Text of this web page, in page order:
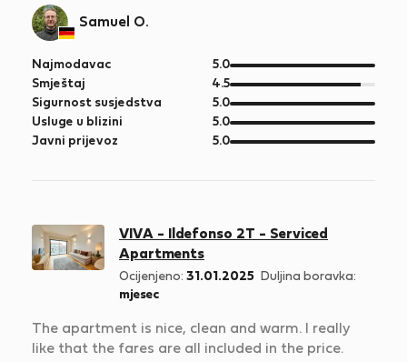
Samuel O.
Najmodavac 5.0od
5
Smještaj 4.5od
5
Sigurnost susjedstva 5.0od
5
Usluge u blizini 5.0od
5
Javni prijevoz 5.0od
VIVA - Ildefonso 2T - Serviced
Apartments
Ocijenjeno: 31.01.2025
Duljina boravka:
mjesec
The apartment is nice, clean and warm. I really
like that the fares are all included in the price.